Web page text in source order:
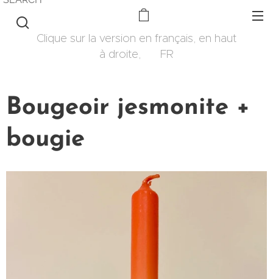
Clique sur la version en français, en haut
à droite, 🇫🇷 FR
Bougeoir jesmonite +
bougie